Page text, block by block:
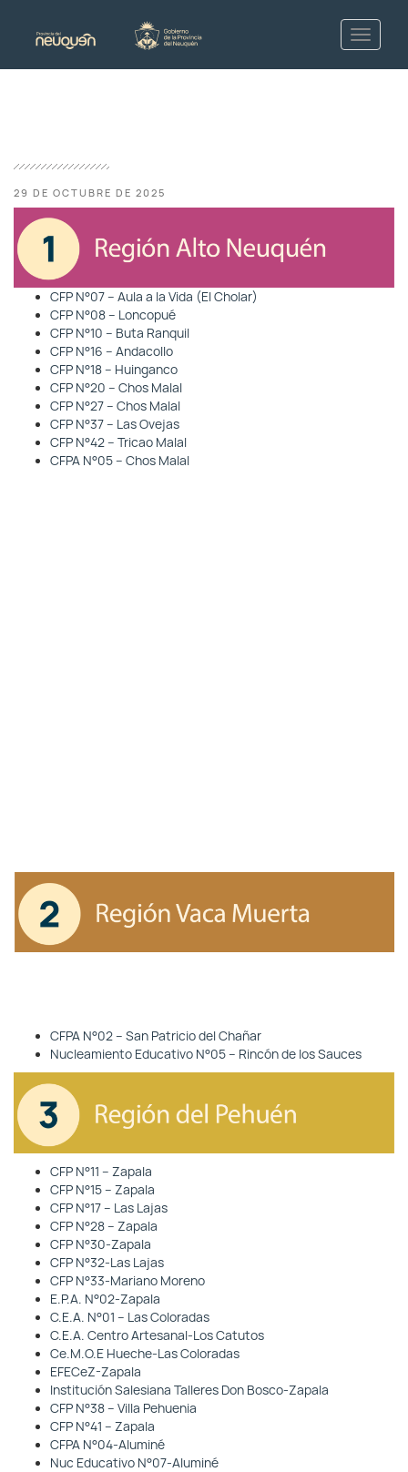
29 DE OCTUBRE DE 2025
CFP N°07 – Aula a la Vida (El Cholar)
CFP N°08 – Loncopué
CFP N°10 – Buta Ranquil
CFP N°16 – Andacollo
CFP N°18 – Huinganco
CFP N°20 – Chos Malal
CFP N°27 – Chos Malal
CFP N°37 – Las Ovejas
CFP N°42 – Tricao Malal
CFPA N°05 – Chos Malal
CFPA N°02 – San Patricio del Chañar
Nucleamiento Educativo N°05 – Rincón de los Sauces
CFP N°11 – Zapala
CFP N°15 – Zapala
CFP N°17 – Las Lajas
CFP N°28 – Zapala
CFP N°30-Zapala
CFP N°32-Las Lajas
CFP N°33-Mariano Moreno
E.P.A. N°02-Zapala
C.E.A. N°01 – Las Coloradas
C.E.A. Centro Artesanal-Los Catutos
Ce.M.O.E Hueche-Las Coloradas
EFECeZ-Zapala
Institución Salesiana Talleres Don Bosco-Zapala
CFP N°38 – Villa Pehuenia
CFP N°41 – Zapala
CFPA N°04-Aluminé
Nuc Educativo N°07-Aluminé